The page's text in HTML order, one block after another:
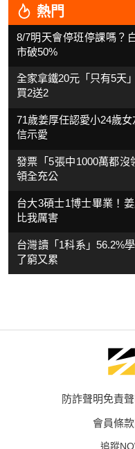
熱門
8/7明天會停班停課嗎
市破50%
全家拿鐵20元「只有5天
買2送2
71歲姜厚任認愛小24歲
信示愛
發票「5張中1000萬都
領全充公
台大3碩士1博士畢業！
比我厲害
台灣讀「1科系」56.2%
了窮又累
防詐聲明免責
會員條款
追蹤